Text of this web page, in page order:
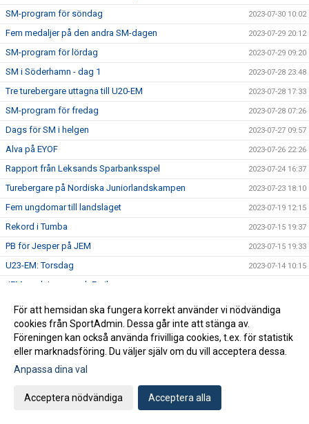
SM-program för söndag 2023-07-30 10:02
Fem medaljer på den andra SM-dagen 2023-07-29 20:12
SM-program för lördag 2023-07-29 09:20
SM i Söderhamn - dag 1 2023-07-28 23:48
Tre turebergare uttagna till U20-EM 2023-07-28 17:33
SM-program för fredag 2023-07-28 07:26
Dags för SM i helgen 2023-07-27 09:57
Alva på EYOF 2023-07-26 22:26
Rapport från Leksands Sparbanksspel 2023-07-24 16:37
Turebergare på Nordiska Juniorlandskampen 2023-07-23 18:10
Fem ungdomar till landslaget 2023-07-19 12:15
Rekord i Tumba 2023-07-15 19:37
PB för Jesper på JEM 2023-07-15 19:33
U23-EM: Torsdag 2023-07-14 10:15
JEM med Jesper och Emil
Svea och friidrottsskolan 2023-07-12 08:26
Turebergs herrar sexa på lag-SM
Lag-SM på Sollentunavallen på lördag 2023-07-05 21:19
För att hemsidan ska fungera korrekt använder vi nödvändiga
cookies från SportAdmin. Dessa går inte att stänga av.
Föreningen kan också använda frivilliga cookies, t.ex. för statistik
eller marknadsföring. Du väljer själv om du vill acceptera dessa.
Anpassa dina val
Acceptera nödvändiga Acceptera alla